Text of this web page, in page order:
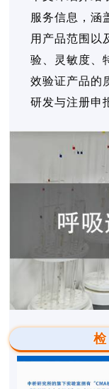
服务信息，涵
用产品范围以
验、灵敏度、
效验证产品的
研发与注册申